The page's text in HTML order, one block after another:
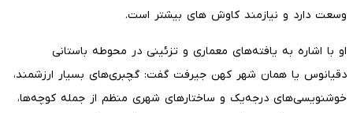
وسعت دارد و نیازمند کاوش های بیشتر است.
او با اشاره به یافته‌های معماری و تزئینی در محوطه باستانی
دقیانوس یا همان شهر کهن جیرفت گفت: گچبری‌های بسیار ارزشمند،
خوشنویسی‌های درجه‌یک و ساختارهای شهری منظم از جمله کوچه‌ها،